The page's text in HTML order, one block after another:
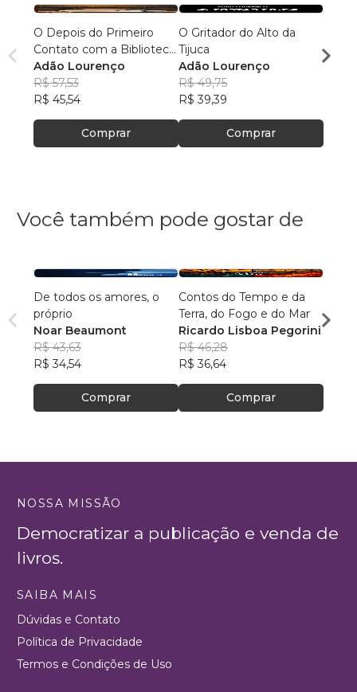
O Depois do Primeiro
Contato com a Biblioteca
Escolar
Adão Lourenço
R$ 57,53
R$ 45,54
Comprar
O Gritador do Alto da
Tijuca
Adão Lourenço
R$ 49,75
R$ 39,39
Comprar
Você também pode gostar de
De todos os amores, o
próprio
Noar Beaumont
R$ 43,63
R$ 34,54
Comprar
Contos do Tempo e da
Terra, do Fogo e do Mar
Ricardo Lisboa Pegorini
R$ 46,28
R$ 36,64
Comprar
R$
NOSSA MISSÃO
Democratizar a publicação e venda de
livros.
SAIBA MAIS
Dúvidas e Contato
Política de Privacidade
Termos e Condições de Uso